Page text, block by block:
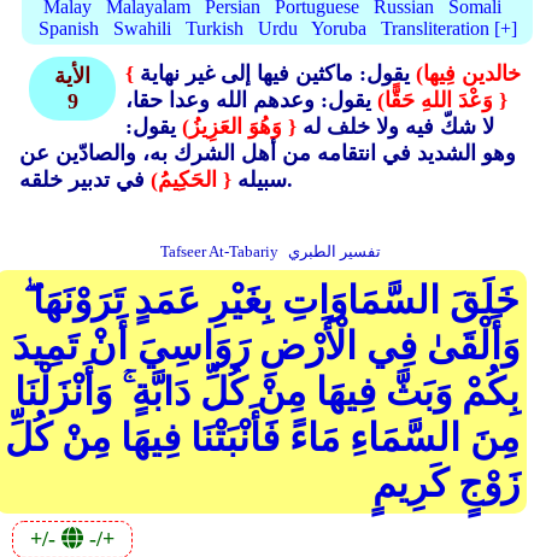
Malay
Malayalam Persian Portuguese Russian
Somali
Spanish
Swahili Turkish Urdu Yoruba Transliteration [+]
الأية
9
{ خالدين فِيها) يقول: ماكثين فيها إلى غير نهاية
{ وَعْدَ اللهِ حَقًّا) يقول: وعدهم الله وعدا حقا،
لا شكّ فيه ولا خلف له { وَهُوَ العَزِيزُ) يقول:
وهو الشديد في انتقامه من أهل الشرك به، والصادّين عن
سبيله { الحَكِيمُ) في تدبير خلقه.
Tafseer At-Tabariy تفسير الطبري
خَلَقَ السَّمَاوَاتِ بِغَيْرِ عَمَدٍ تَرَوْنَهَا ۖ
وَأَلْقَىٰ فِي الْأَرْضِ رَوَاسِيَ أَنْ تَمِيدَ
بِكُمْ وَبَثَّ فِيهَا مِنْ كُلِّ دَابَّةٍ ۚ وَأَنْزَلْنَا
مِنَ السَّمَاءِ مَاءً فَأَنْبَتْنَا فِيهَا مِنْ كُلِّ
زَوْجٍ كَرِيمٍ
+/- -/+